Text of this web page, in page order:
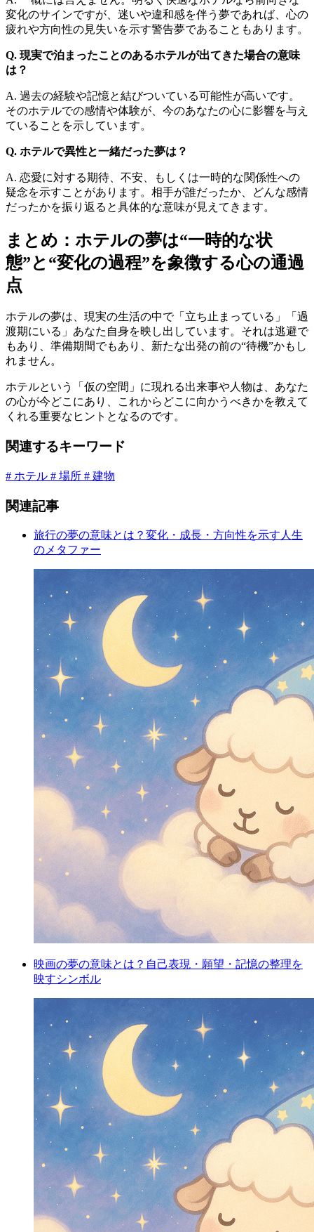
変化のサインですが、迷いや違和感を伴う夢であれば、心の
疲れや方向性の見失いを示す警告夢であることもあります。
Q. 現実で泊まったことのあるホテルが出てきた場合の意味
は？
A. 過去の経験や記憶と結びついている可能性が高いです。
そのホテルでの感情や体験が、今のあなたの心に影響を与え
ていることを示しています。
Q. ホテルで異性と一緒だった夢は？
A. 恋愛に対する期待、不安、もしくは一時的な関係性への
疑念を示すことがあります。相手が誰だったか、どんな感情
だったかを振り返ると具体的な意味が見えてきます。
まとめ：ホテルの夢は“一時的な状
態”と“変化の過程”を象徴する心の通過
点
ホテルの夢は、現実の生活の中で「立ち止まっている」「過
渡期にいる」あなた自身を映し出しています。それは逃避で
もあり、準備期間でもあり、新たな出発の前の“待機”かもし
れません。
ホテルという「仮の空間」に現れる出来事や人物は、あなた
の心が今どこにあり、これからどこに向かうべきかを教えて
くれる重要なヒントとなるのです。
関連するキーワード
# ホテル # 場所 # 建物
関連記事
旅行の夢の意味とは？変化・成長・方向性を示す人生
のメタファー
映画の夢の意味とは？自己表現・願望・記憶の整理を
映すシンボル